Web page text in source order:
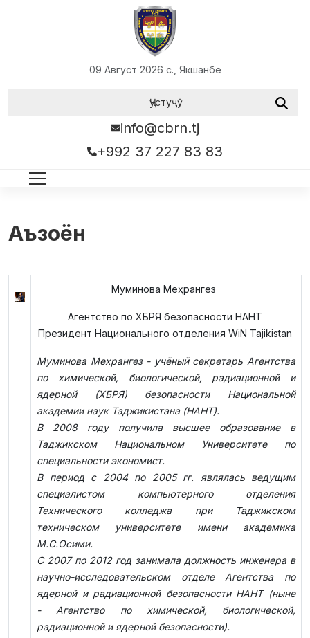
09 Август 2026 с., Якшанбе
info@cbrn.tj
+992 37 227 83 83
Аъзоён
Муминова Меҳрангез
Агентство по ХБРЯ безопасности НАНТ
Президент Национального отделения WiN Tajikistan
Муминова Мехрангез - учёный секретарь Агентства
по химической, биологической, радиационной и
ядерной (ХБРЯ) безопасности Национальной
академии наук Таджикистана (НАНТ).
В 2008 году получила высшее образование в
Таджикском Национальном Университете по
специальности экономист.
В период с 2004 по 2005 гг. являлась ведущим
специалистом компьютерного отделения
Технического колледжа при Таджикском
техническом университете имени академика
М.С.Осими.
С 2007 по 2012 год занимала должность инженера в
научно-исследовательском отделе Агентства по
ядерной и радиационной безопасности НАНТ (ныне
- Агентство по химической, биологической,
радиационной и ядерной безопасности).